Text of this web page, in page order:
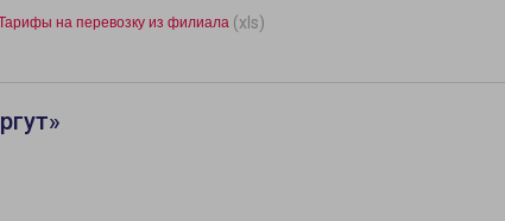
на перевозку из филиала (xls)